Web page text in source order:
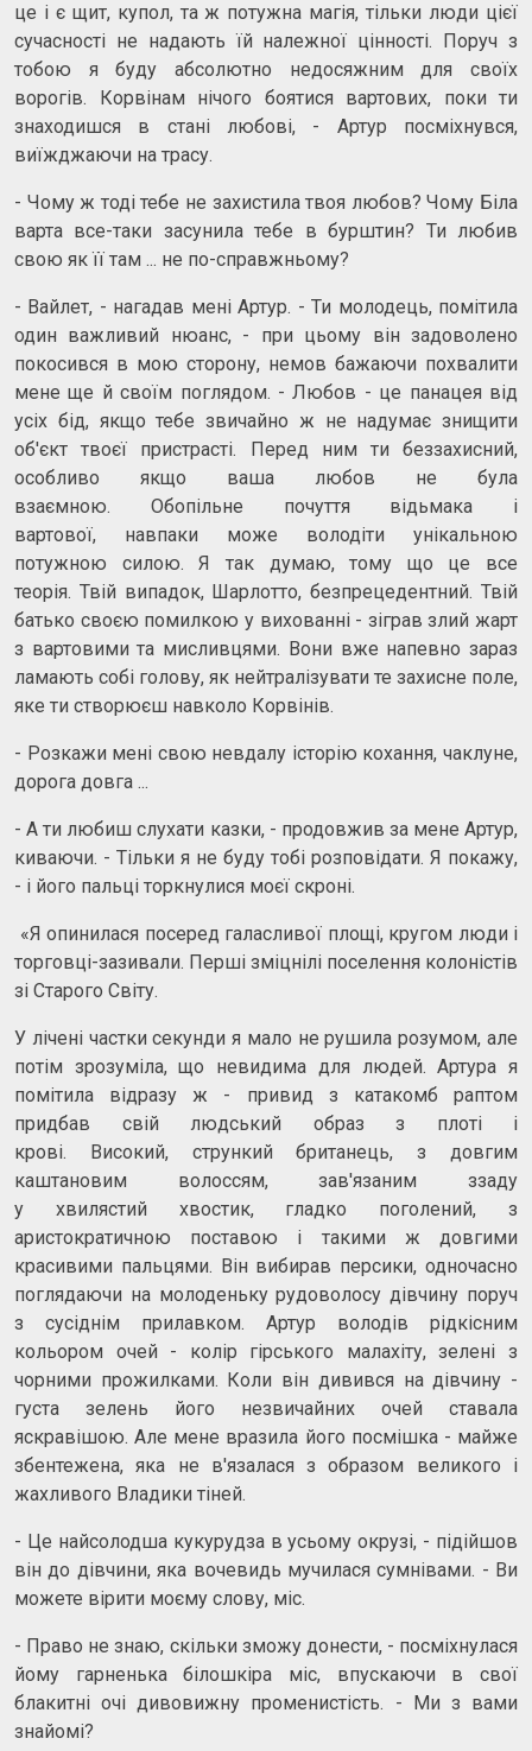
це і є щит, купол, та ж потужна магія, тільки люди цієї
сучасності не надають їй належної цінності. Поруч з
тобою я буду абсолютно недосяжним для своїх
ворогів. Корвінам нічого боятися вартових, поки ти
знаходишся в стані любові, - Артур посміхнувся,
виїжджаючи на трасу.
- Чому ж тоді тебе не захистила твоя любов? Чому Біла
варта все-таки засунила тебе в бурштин? Ти любив
свою як її там ... не по-справжньому?
- Вайлет, - нагадав мені Артур. - Ти молодець, помітила
один важливий нюанс, - при цьому він задоволено
покосився в мою сторону, немов бажаючи похвалити
мене ще й своїм поглядом. - Любов - це панацея від
усіх бід, якщо тебе звичайно ж не надумає знищити
об'єкт твоєї пристрасті. Перед ним ти беззахисний,
особливо якщо ваша любов не була
взаємною. Обопільне почуття відьмака і
вартової, навпаки може володіти унікальною
потужною силою. Я так думаю, тому що це все
теорія. Твій випадок, Шарлотто, безпрецедентний. Твій
батько своєю помилкою у вихованні - зіграв злий жарт
з вартовими та мисливцями. Вони вже напевно зараз
ламають собі голову, як нейтралізувати те захисне поле,
яке ти створюєш навколо Корвінів.
- Розкажи мені свою невдалу історію кохання, чаклуне,
дорога довга ...
- А ти любиш слухати казки, - продовжив за мене Артур,
киваючи. - Тільки я не буду тобі розповідати. Я покажу,
- і його пальці торкнулися моєї скроні.
«Я опинилася посеред галасливої площі, кругом люди і
торговці-зазивали. Перші зміцнілі поселення колоністів
зі Старого Світу.
У лічені частки секунди я мало не рушила розумом, але
потім зрозуміла, що невидима для людей. Артура я
помітила відразу ж - привид з катакомб раптом
придбав свій людський образ з плоті і
крові. Високий, стрункий британець, з довгим
каштановим волоссям, зав'язаним ззаду
у хвилястий хвостик, гладко поголений, з
аристократичною поставою і такими ж довгими
красивими пальцями. Він вибирав персики, одночасно
поглядаючи на молоденьку рудоволосу дівчину поруч
з сусіднім прилавком. Артур володів рідкісним
кольором очей - колір гірського малахіту, зелені з
чорними прожилками. Коли він дивився на дівчину -
густа зелень його незвичайних очей ставала
яскравішою. Але мене вразила його посмішка - майже
збентежена, яка не в'язалася з образом великого і
жахливого Владики тіней.
- Це найсолодша кукурудза в усьому окрузі, - підійшов
він до дівчини, яка вочевидь мучилася сумнівами. - Ви
можете вірити моєму слову, міс.
- Право не знаю, скільки зможу донести, - посміхнулася
йому гарненька білошкіра міс, впускаючи в свої
блакитні очі дивовижну променистість. - Ми з вами
знайомі?